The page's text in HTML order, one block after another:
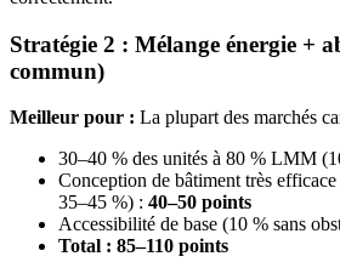
Stratégie 2 : Mélange énergie +
commun)
Meilleur pour : La plupart des marchés
30–40 % des unités à 80 % LMM
Conception de bâtiment très
35–45 %) : 40–50 points
Accessibilité de base (10 % sans
Total : 85–110 points